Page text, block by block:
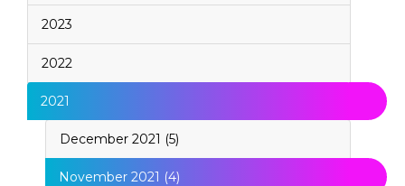
2023
2022
2021
December 2021 (5)
November 2021 (4)